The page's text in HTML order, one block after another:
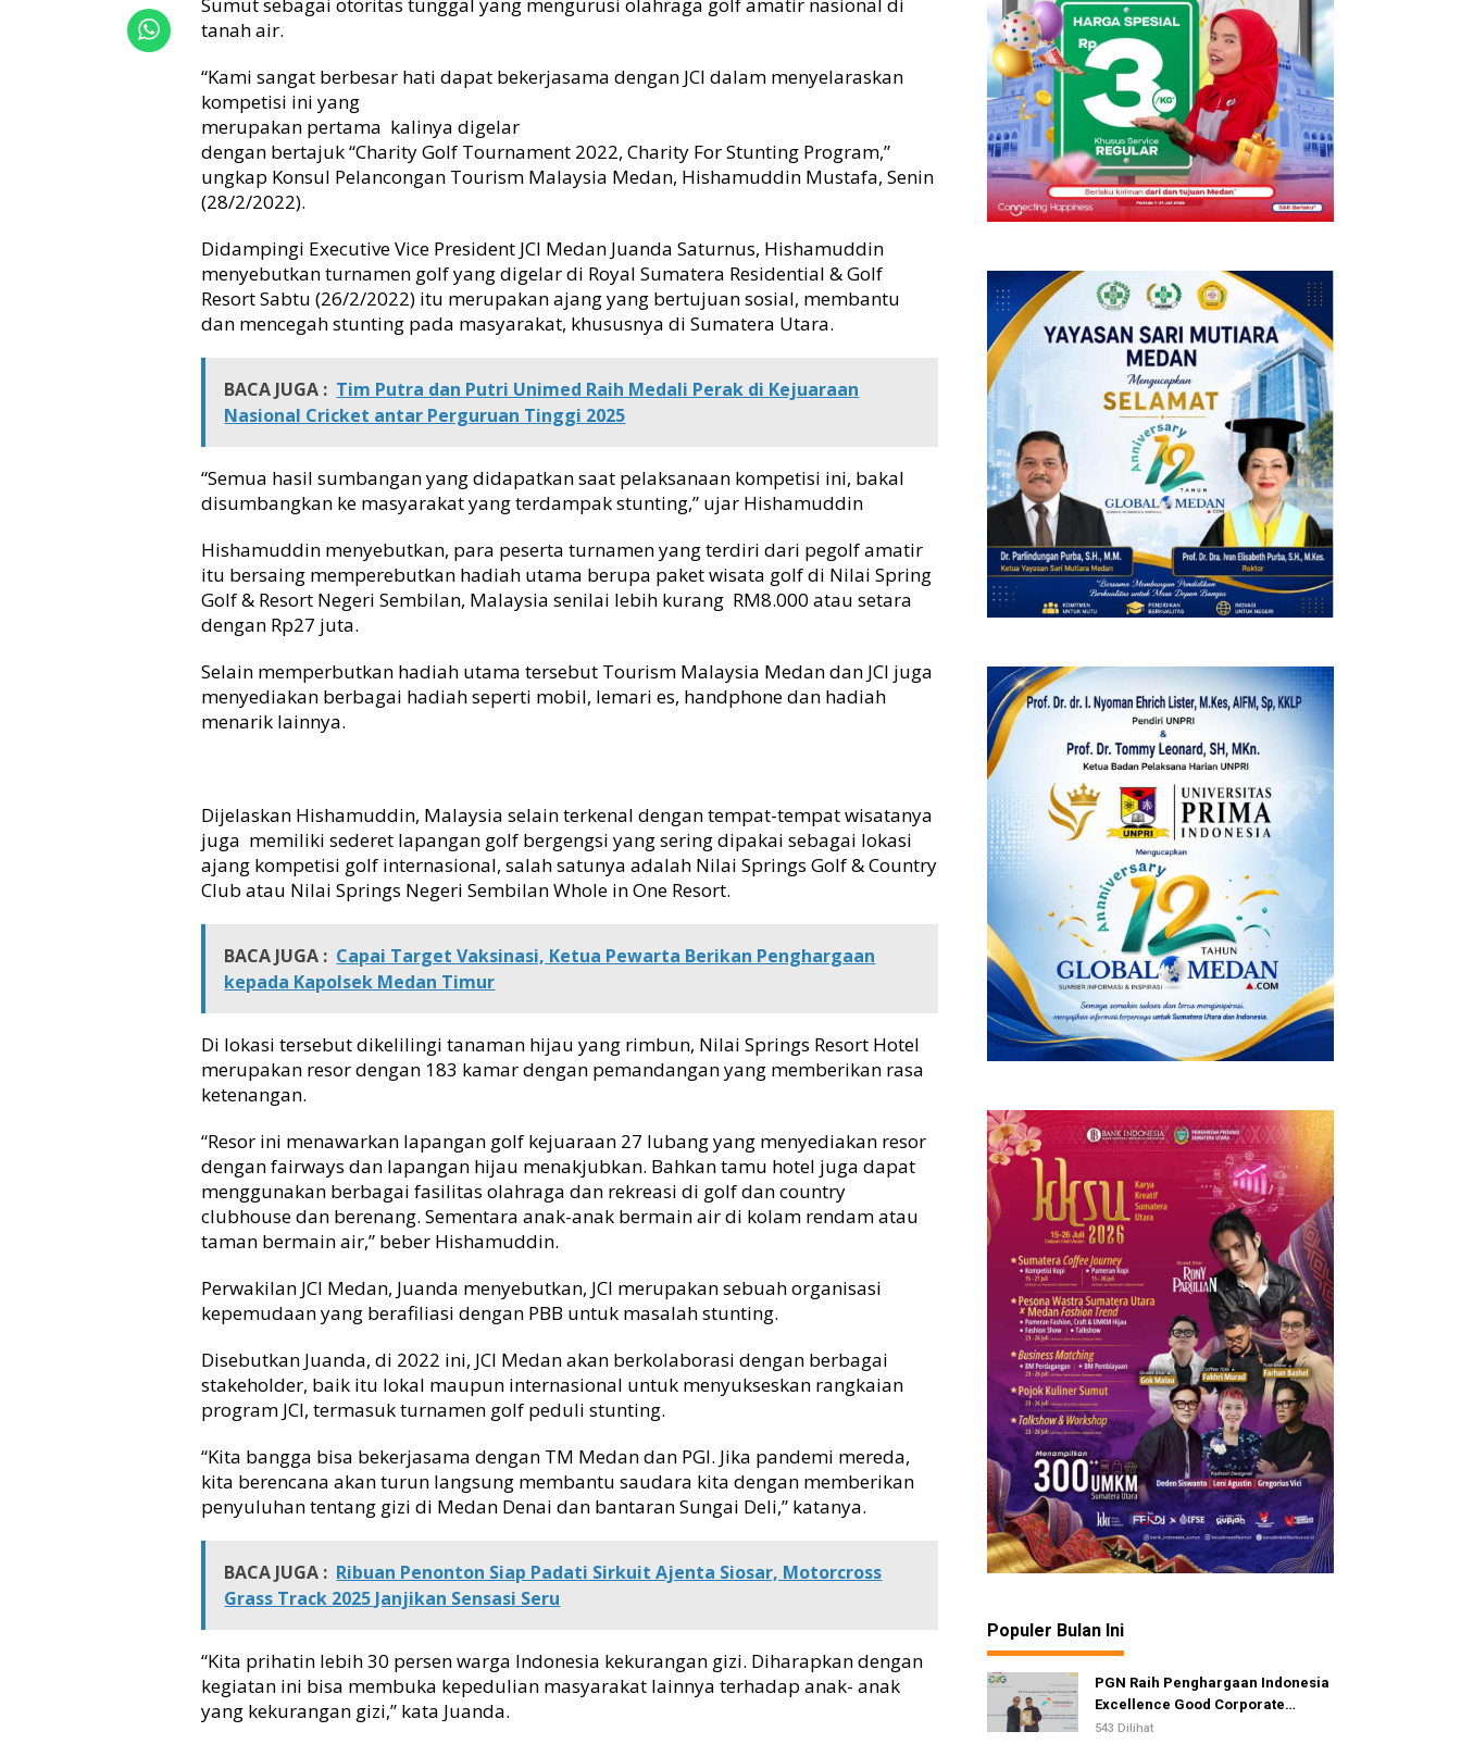
R
p
7
u
t
a
d
i
h
a
i
t
o
l
o
u
i
s
m
a
a
y
s
a
n
J
C
I
d
a
tanah air.
“Kami sangat berbesar hati dapat bekerjasama dengan JCI dalam menyelaraskan
kompetisi ini yang
merupakan pertama kalinya digelar
dengan bertajuk “Charity Golf Tournament 2022, Charity For Stunting Program,”
ungkap Konsul Pelancongan Tourism Malaysia Medan, Hishamuddin Mustafa, Senin
(28/2/2022).
Didampingi Executive Vice President JCI Medan Juanda Saturnus, Hishamuddin
menyebutkan turnamen golf yang digelar di Royal Sumatera Residential & Golf
Resort Sabtu (26/2/2022) itu merupakan ajang yang bertujuan sosial, membantu
dan mencegah stunting pada masyarakat, khususnya di Sumatera Utara.
BACA JUGA : Tim Putra dan Putri Unimed Raih Medali Perak di Kejuaraan
Nasional Cricket antar Perguruan Tinggi 2025
“Semua hasil sumbangan yang didapatkan saat pelaksanaan kompetisi ini, bakal
disumbangkan ke masyarakat yang terdampak stunting,” ujar Hishamuddin
Hishamuddin menyebutkan, para peserta turnamen yang terdiri dari pegolf amatir
itu bersaing memperebutkan hadiah utama berupa paket wisata golf di Nilai Spring
Golf & Resort Negeri Sembilan, Malaysia senilai lebih kurang RM8.000 atau setara
dengan Rp27 juta.
Selain memperbutkan hadiah utama tersebut Tourism Malaysia Medan dan JCI juga
menyediakan berbagai hadiah seperti mobil, lemari es, handphone dan hadiah
menarik lainnya.
Dijelaskan Hishamuddin, Malaysia selain terkenal dengan tempat-tempat wisatanya
juga memiliki sederet lapangan golf bergengsi yang sering dipakai sebagai lokasi
ajang kompetisi golf internasional, salah satunya adalah Nilai Springs Golf & Country
Club atau Nilai Springs Negeri Sembilan Whole in One Resort.
BACA JUGA : Capai Target Vaksinasi, Ketua Pewarta Berikan Penghargaan
kepada Kapolsek Medan Timur
Di lokasi tersebut dikelilingi tanaman hijau yang rimbun, Nilai Springs Resort Hotel
merupakan resor dengan 183 kamar dengan pemandangan yang memberikan rasa
ketenangan.
“Resor ini menawarkan lapangan golf kejuaraan 27 lubang yang menyediakan resor
dengan fairways dan lapangan hijau menakjubkan. Bahkan tamu hotel juga dapat
menggunakan berbagai fasilitas olahraga dan rekreasi di golf dan country
clubhouse dan berenang. Sementara anak-anak bermain air di kolam rendam atau
taman bermain air,” beber Hishamuddin.
Perwakilan JCI Medan, Juanda menyebutkan, JCI merupakan sebuah organisasi
kepemudaan yang berafiliasi dengan PBB untuk masalah stunting.
Disebutkan Juanda, di 2022 ini, JCI Medan akan berkolaborasi dengan berbagai
stakeholder, baik itu lokal maupun internasional untuk menyukseskan rangkaian
program JCI, termasuk turnamen golf peduli stunting.
“Kita bangga bisa bekerjasama dengan TM Medan dan PGI. Jika pandemi mereda,
kita berencana akan turun langsung membantu saudara kita dengan memberikan
penyuluhan tentang gizi di Medan Denai dan bantaran Sungai Deli,” katanya.
BACA JUGA : Ribuan Penonton Siap Padati Sirkuit Ajenta Siosar, Motorcross
Grass Track 2025 Janjikan Sensasi Seru
“Kita prihatin lebih 30 persen warga Indonesia kekurangan gizi. Diharapkan dengan
kegiatan ini bisa membuka kepedulian masyarakat lainnya terhadap anak- anak
yang kekurangan gizi,” kata Juanda.
Populer Bulan Ini
PGN Raih Penghargaan Indonesia
Excellence Good Corporate
Governance Awards 2026
543 Dilihat